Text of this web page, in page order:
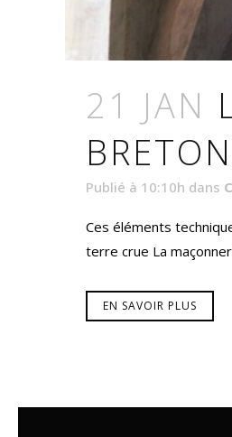
21 JAN
Publié à 10:10h dans
Ces éléments
terre crue La
EN SAVOIR PLUS